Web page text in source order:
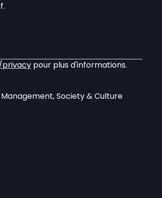
pour plus d'informations.
Society & Culture